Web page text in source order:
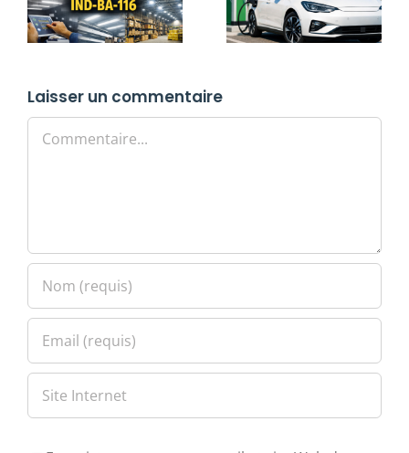
Laisser un commentaire
Commentaire